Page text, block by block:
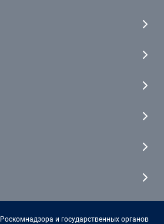
и государственных органов